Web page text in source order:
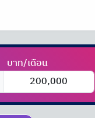
บาท/เดือน